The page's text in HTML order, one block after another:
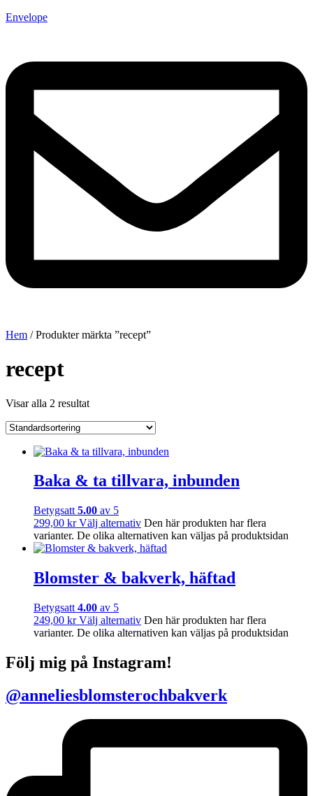
Envelope
Hem / Produkter märkta ”recept”
recept
Visar alla 2 resultat
Baka & ta tillvara, inbunden
Betygsatt 5.00 av 5
299,00 kr Välj alternativ Den här produkten har flera
varianter. De olika alternativen kan väljas på produktsidan
Blomster & bakverk, häftad
Betygsatt 4.00 av 5
249,00 kr Välj alternativ Den här produkten har flera
varianter. De olika alternativen kan väljas på produktsidan
Följ mig på Instagram!
@anneliesblomsterochbakverk